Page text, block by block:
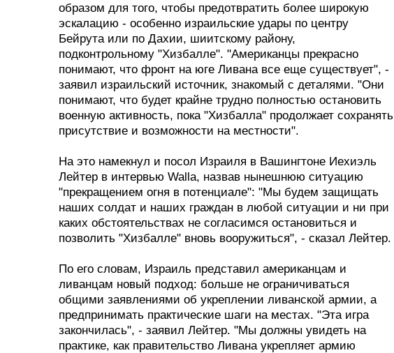
образом для того, чтобы предотвратить более широкую
эскалацию - особенно израильские удары по центру
Бейрута или по Дахии, шиитскому району,
подконтрольному "Хизбалле". "Американцы прекрасно
понимают, что фронт на юге Ливана все еще существует", -
заявил израильский источник, знакомый с деталями. "Они
понимают, что будет крайне трудно полностью остановить
военную активность, пока "Хизбалла" продолжает сохранять
присутствие и возможности на местности".
На это намекнул и посол Израиля в Вашингтоне Иехиэль
Лейтер в интервью Walla, назвав нынешнюю ситуацию
"прекращением огня в потенциале": "Мы будем защищать
наших солдат и наших граждан в любой ситуации и ни при
каких обстоятельствах не согласимся остановиться и
позволить "Хизбалле" вновь вооружиться", - сказал Лейтер.
По его словам, Израиль представил американцам и
ливанцам новый подход: больше не ограничиваться
общими заявлениями об укреплении ливанской армии, а
предпринимать практические шаги на местах. "Эта игра
закончилась", - заявил Лейтер. "Мы должны увидеть на
практике, как правительство Ливана укрепляет армию